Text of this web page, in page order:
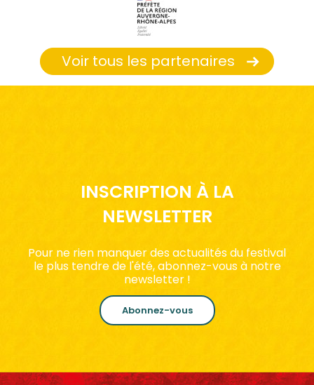
Voir tous les partenaires
INSCRIPTION À LA
NEWSLETTER
Pour ne rien manquer des actualités du festival
le plus tendre de l'été, abonnez-vous à notre
newsletter !
Abonnez-vous